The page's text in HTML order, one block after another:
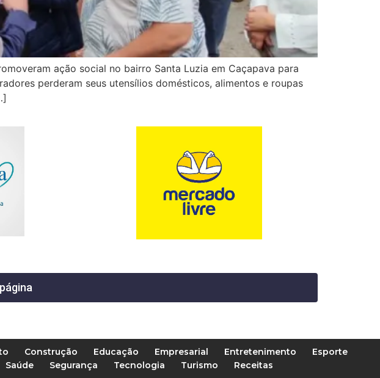
ação social no bairro Santa Luzia em Caçapava para
perderam seus utensílios domésticos, alimentos e roupas
Construção Educação Empresarial Entretenimento
Esporte
Saúde Segurança Tecnologia Turismo Receitas